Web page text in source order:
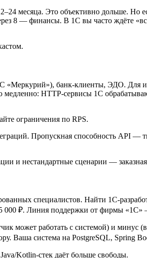
месяца. Это объективно дольше. Но
8 — финансы. В 1С вы часто ждёте
банк-клиенты, ЭДО. Для
HTTP-сервисы 1С
ограничения по RPS.
Пропускная способность API —
и нестандартные сценарии —
специалистов. Найти 1С-
000 ₽. Линия поддержки от фирмы
может работать с системой) и
Ваша система на PostgreSQL, Spring
Kotlin-стек даёт больше свободы.